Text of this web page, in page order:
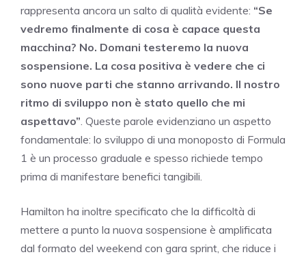
rappresenta ancora un salto di qualità evidente: “Se
vedremo finalmente di cosa è capace questa
macchina? No. Domani testeremo la nuova
sospensione. La cosa positiva è vedere che ci
sono nuove parti che stanno arrivando. Il nostro
ritmo di sviluppo non è stato quello che mi
aspettavo”. Queste parole evidenziano un aspetto
fondamentale: lo sviluppo di una monoposto di Formula
1 è un processo graduale e spesso richiede tempo
prima di manifestare benefici tangibili.
Hamilton ha inoltre specificato che la difficoltà di
mettere a punto la nuova sospensione è amplificata
dal formato del weekend con gara sprint, che riduce i